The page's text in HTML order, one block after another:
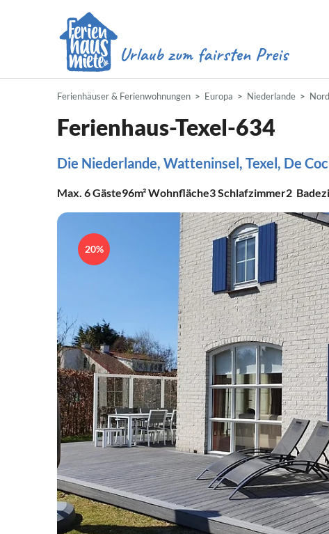
Ferienhäuser & Ferienwohnungen Europa Niederlande
Ferienhaus-Texel-634
Die Niederlande, Watteninsel, Texel, De
Max. 6Gäste96m²Wohnfläche3Schlafzimmer2
20%